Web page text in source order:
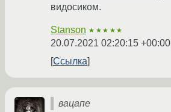
видосиком.
Stanson ★★★★★
20.07.2021 02:20:15 +00:00
Ссылка
вацапе